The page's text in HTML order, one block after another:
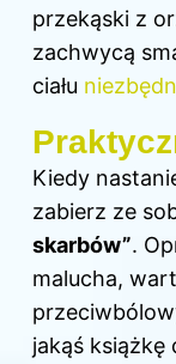
przekąski z
zachwycą
ciału
Kiedy
zabierz ze
skarbów”.
malucha,
jakąś książkę